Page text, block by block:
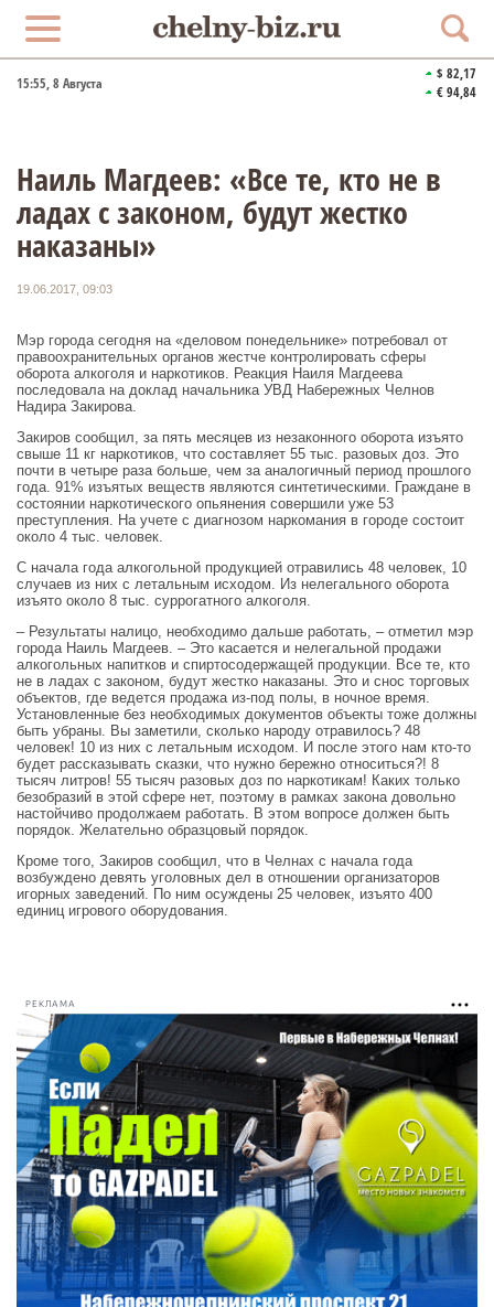
15:55, 8 Августа
$ 82,17
€ 94,84
Наиль Магдеев: «Все те, кто не в
ладах с законом, будут жестко
наказаны»
19.06.2017, 09:03
Мэр города сегодня на «деловом понедельнике» потребовал от
правоохранительных органов жестче контролировать сферы
оборота алкоголя и наркотиков. Реакция Наиля Магдеева
последовала на доклад начальника УВД Набережных Челнов
Надира Закирова.
Закиров сообщил, за пять месяцев из незаконного оборота изъято
свыше 11 кг наркотиков, что составляет 55 тыс. разовых доз. Это
почти в четыре раза больше, чем за аналогичный период прошлого
года. 91% изъятых веществ являются синтетическими. Граждане в
состоянии наркотического опьянения совершили уже 53
преступления. На учете с диагнозом наркомания в городе состоит
около 4 тыс. человек.
С начала года алкогольной продукцией отравились 48 человек, 10
случаев из них с летальным исходом. Из нелегального оборота
изъято около 8 тыс. суррогатного алкоголя.
– Результаты налицо, необходимо дальше работать, – отметил мэр
города Наиль Магдеев. – Это касается и нелегальной продажи
алкогольных напитков и спиртосодержащей продукции. Все те, кто
не в ладах с законом, будут жестко наказаны. Это и снос торговых
объектов, где ведется продажа из-под полы, в ночное время.
Установленные без необходимых документов объекты тоже должны
быть убраны. Вы заметили, сколько народу отравилось? 48
человек! 10 из них с летальным исходом. И после этого нам кто-то
будет рассказывать сказки, что нужно бережно относиться?! 8
тысяч литров! 55 тысяч разовых доз по наркотикам! Каких только
безобразий в этой сфере нет, поэтому в рамках закона довольно
настойчиво продолжаем работать. В этом вопросе должен быть
порядок. Желательно образцовый порядок.
Кроме того, Закиров сообщил, что в Челнах с начала года
возбуждено девять уголовных дел в отношении организаторов
игорных заведений. По ним осуждены 25 человек, изъято 400
единиц игрового оборудования.
РЕКЛАМА